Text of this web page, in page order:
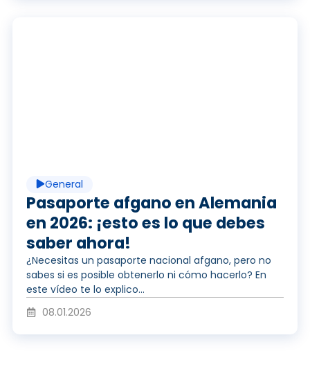
r
v
í
r
o
d
General
Pasaporte afgano en Alemania
en 2026: ¡esto es lo que debes
saber ahora!
¿Necesitas un pasaporte nacional afgano, pero no
sabes si es posible obtenerlo ni cómo hacerlo? En
este vídeo te lo explico...
08.01.2026